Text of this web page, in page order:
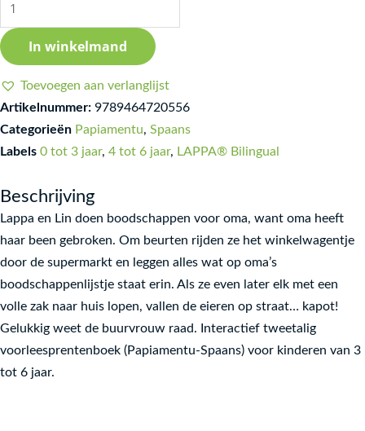
In winkelmand
Toevoegen aan verlanglijst
Artikelnummer: 9789464720556
Categorieën Papiamentu, Spaans
Labels 0 tot 3 jaar, 4 tot 6 jaar, LAPPA® Bilingual
Beschrijving
Lappa en Lin doen boodschappen voor oma, want oma heeft
haar been gebroken. Om beurten rijden ze het winkelwagentje
door de supermarkt en leggen alles wat op oma’s
boodschappenlijstje staat erin. Als ze even later elk met een
volle zak naar huis lopen, vallen de eieren op straat… kapot!
Gelukkig weet de buurvrouw raad. Interactief tweetalig
voorleesprentenboek (Papiamentu-Spaans) voor kinderen van 3
tot 6 jaar.